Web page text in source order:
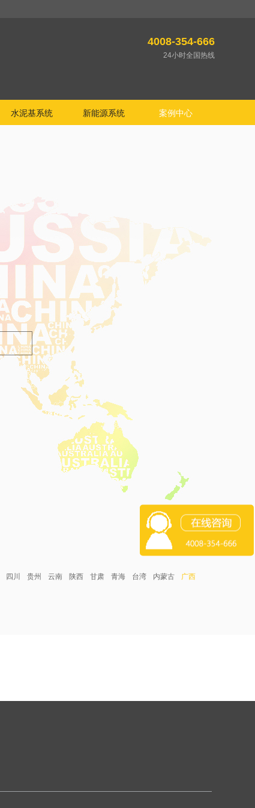
4008-354-666
24小时全国热线
水泥基系统 新能源系统 案例中心
四川 贵州 云南 陕西 甘肃 青海 台湾 内蒙古 广西